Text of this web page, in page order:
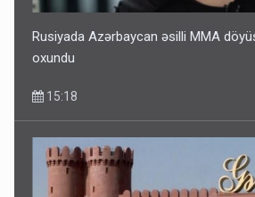
Rusiyada Azərbaycan əsilli MMA
oxundu
15:18